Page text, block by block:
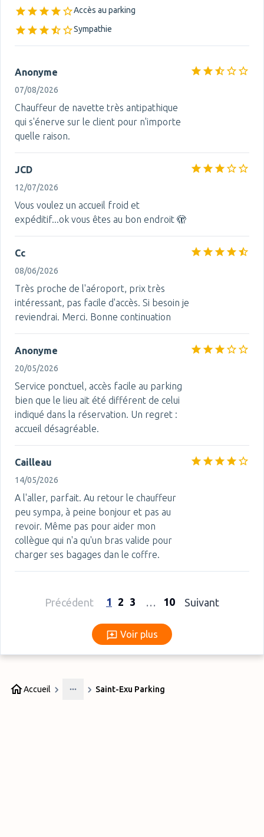
Accès au parking
Sympathie
Anonyme
07/08/2026
Chauffeur de navette très antipathique
qui s'énerve sur le client pour n'importe
quelle raison.
JCD
12/07/2026
Vous voulez un accueil froid et
expéditif...ok vous êtes au bon endroit 🫣
Cc
08/06/2026
Très proche de l'aéroport, prix très
intéressant, pas facile d'accès. Si besoin je
reviendrai. Merci. Bonne continuation
Anonyme
20/05/2026
Service ponctuel, accès facile au parking
bien que le lieu ait été différent de celui
indiqué dans la réservation. Un regret :
accueil désagréable.
Cailleau
14/05/2026
A l'aller, parfait. Au retour le chauffeur
peu sympa, à peine bonjour et pas au
revoir. Même pas pour aider mon
collègue qui n'a qu'un bras valide pour
charger ses bagages dan le coffre.
Précédent 1 2 3 … 10 Suivant
Voir plus
Voir plus
Accueil
More
Saint-Exu Parking